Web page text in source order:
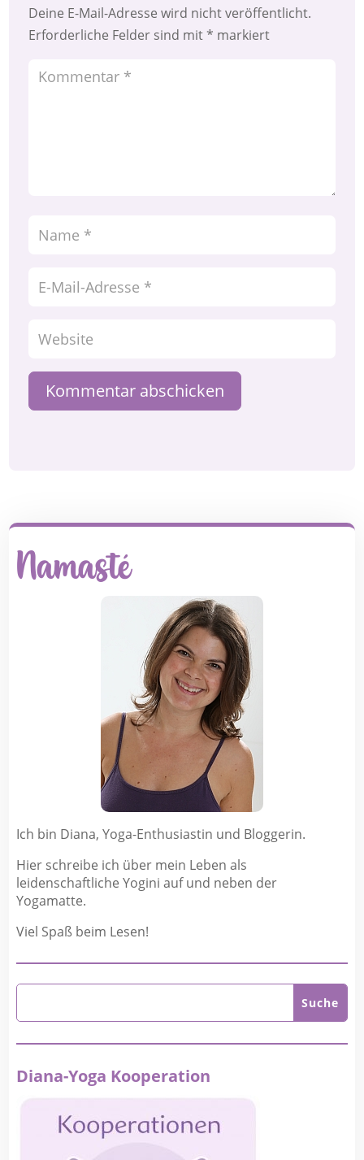
Deine E-Mail-Adresse wird nicht veröffentlicht.
Erforderliche Felder sind mit* markiert
Kommentar abschicken
Namasté
Ich bin Diana, Yoga-Enthusiastin und Bloggerin.
Hier schreibe ich über mein Leben als
leidenschaftliche Yogini auf und neben der
Yogamatte.
Viel Spaß beim Lesen!
Diana-Yoga Kooperation